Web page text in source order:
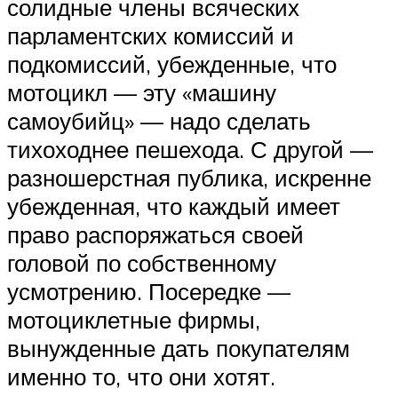
солидные члены всяческих
парламентских комиссий и
подкомиссий, убежденные, что
мотоцикл — эту «машину
самоубийц» — надо сделать
тихоходнее пешехода. С другой —
разношерстная публика, искренне
убежденная, что каждый имеет
право распоряжаться своей
головой по собственному
усмотрению. Посередке —
мотоциклетные фирмы,
вынужденные дать покупателям
именно то, что они хотят.